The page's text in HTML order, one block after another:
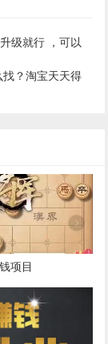
级就行 ，可以
？淘宝天天得
项目